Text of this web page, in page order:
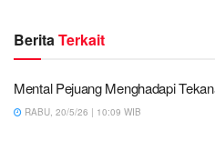
BeritaTerkait
Mental Pejuang Menghadapi
RABU, 20/5/26 | 10:09 WIB